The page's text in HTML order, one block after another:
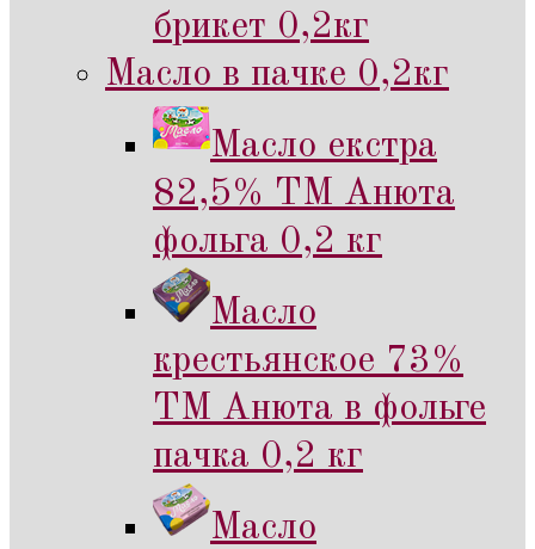
брикет 0,2кг
Масло в пачке 0,2кг
Масло екстра
82,5% ТМ Анюта
фольга 0,2 кг
Масло
крестьянское 73%
ТМ Анюта в фольге
пачка 0,2 кг
Масло